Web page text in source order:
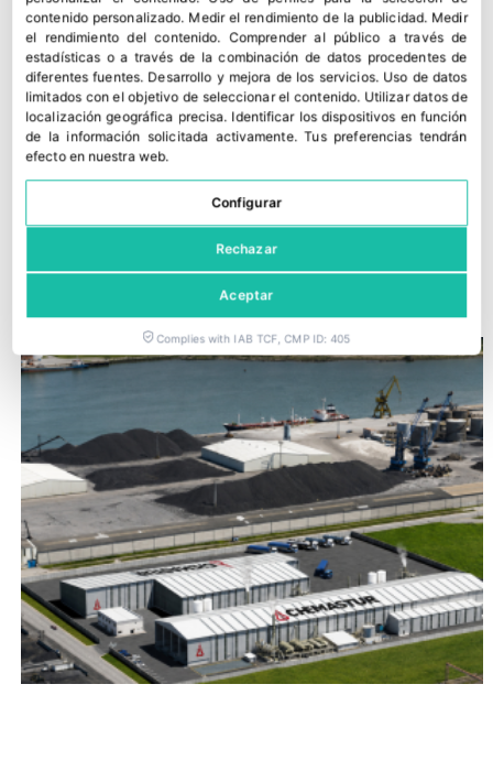
contenido personalizado. Medir el rendimiento de la publicidad. Medir
el rendimiento del contenido.Comprender al público a través de
estadísticas o a través de la combinación de datos procedentes de
diferentes fuentes. Desarrollo y mejora de los servicios. Uso de datos
limitados con el objetivo de seleccionar el contenido. Utilizar datos de
localización geográfica precisa. Identificar los dispositivos en función
de la información solicitada activamente.Tus preferencias tendrán
efecto en nuestra web.
Configurar
Rechazar
Aceptar
Complies with IAB TCF, CMP ID: 405